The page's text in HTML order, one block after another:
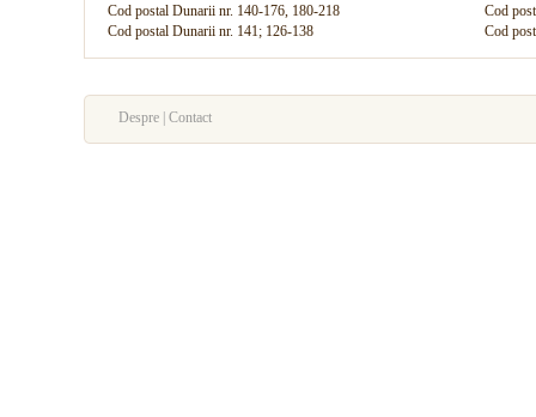
Cod postal Dunarii nr. 140-176, 180-218
Cod
Cod postal Dunarii nr. 141; 126-138
Cod
Despre | Contact